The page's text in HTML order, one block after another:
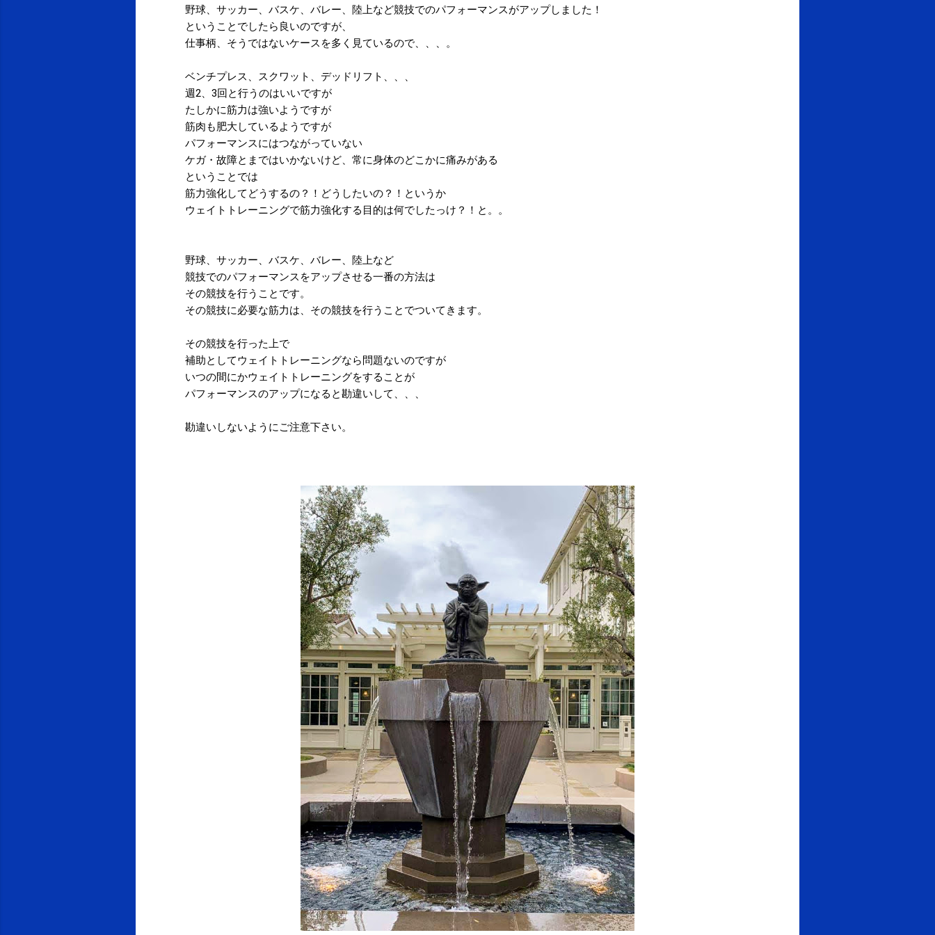
野球、サッカー、バスケ、バレー、陸上など競技でのパフォーマンスがアップしました！
ということでしたら良いのですが、
仕事柄、そうではないケースを多く見ているので、、、。
ベンチプレス、スクワット、デッドリフト、、、
週2、3回と行うのはいいですが
たしかに筋力は強いようですが
筋肉も肥大しているようですが
パフォーマンスにはつながっていない
ケガ・故障とまではいかないけど、常に身体のどこかに痛みがある
ということでは
筋力強化してどうするの？！どうしたいの？！というか
ウェイトトレーニングで筋力強化する目的は何でしたっけ？！と。。
野球、サッカー、バスケ、バレー、陸上など
競技でのパフォーマンスをアップさせる一番の方法は
その競技を行うことです。
その競技に必要な筋力は、その競技を行うことでついてきます。
その競技を行った上で
補助としてウェイトトレーニングなら問題ないのですが
いつの間にかウェイトトレーニングをすることが
パフォーマンスのアップになると勘違いして、、、
勘違いしないようにご注意下さい。